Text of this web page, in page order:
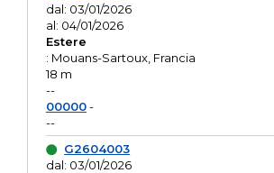
dal: 03/01/2026
al: 04/01/2026
Estere
: Mouans-Sartoux, Francia
18 m
--
00000-
--
G2604003
dal: 03/01/2026